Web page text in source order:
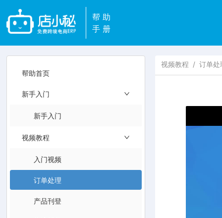
帮助
手册
帮助首页
新手入门
新手入门
视频教程
入门视频
订单处理
产品刊登
视频教程 / 订单处